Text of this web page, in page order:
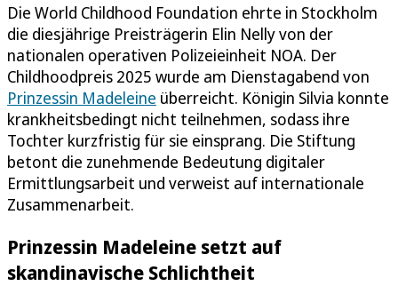
Die World Childhood Foundation ehrte in Stockholm
die diesjährige Preisträgerin Elin Nelly von der
nationalen operativen Polizeieinheit NOA. Der
Childhoodpreis 2025 wurde am Dienstagabend von
Prinzessin Madeleine überreicht. Königin Silvia konnte
krankheitsbedingt nicht teilnehmen, sodass ihre
Tochter kurzfristig für sie einsprang. Die Stiftung
betont die zunehmende Bedeutung digitaler
Ermittlungsarbeit und verweist auf internationale
Zusammenarbeit.
Prinzessin Madeleine setzt auf
skandinavische Schlichtheit